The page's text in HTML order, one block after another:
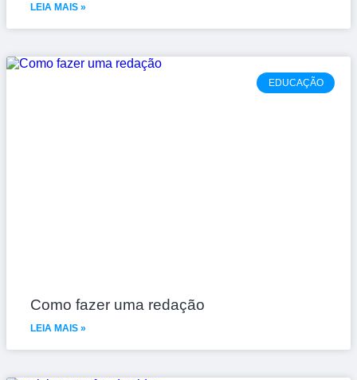
LEIA MAIS »
EDUCAÇÃO
Como fazer uma redação
LEIA MAIS »